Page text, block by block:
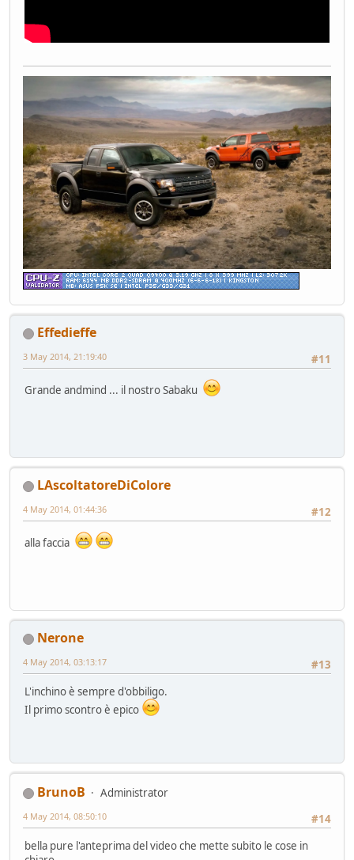
Effedieffe
#11
3 May 2014, 21:19:40
Grande andmind ... il nostro Sabaku
LAscoltatoreDiColore
#12
4 May 2014, 01:44:36
alla faccia
Nerone
#13
4 May 2014, 03:13:17
L'inchino è sempre d'obbiligo.
Il primo scontro è epico
BrunoB
Administrator
#14
4 May 2014, 08:50:10
bella pure l'anteprima del video che mette subito le cose in